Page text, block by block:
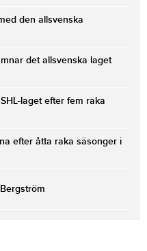
den allsvenska
det allsvenska laget
laget efter fem raka
efter åtta raka säsonger i